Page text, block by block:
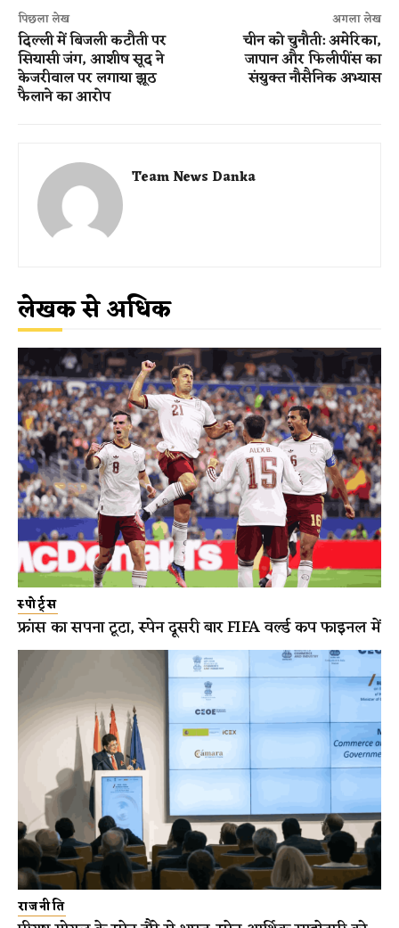
पिछला लेख
दिल्ली में बिजली कटौती पर
सियासी जंग, आशीष सूद ने
केजरीवाल पर लगाया झूठ
फैलाने का आरोप
अगला लेख
चीन को चुनौती: अमेरिका,
जापान और फिलीपींस का
संयुक्त नौसैनिक अभ्यास
Team News Danka
लेखक से अधिक
स्पोर्ट्स
फ्रांस का सपना टूटा, स्पेन दूसरी बार FIFA वर्ल्ड कप फाइनल में
राजनीति